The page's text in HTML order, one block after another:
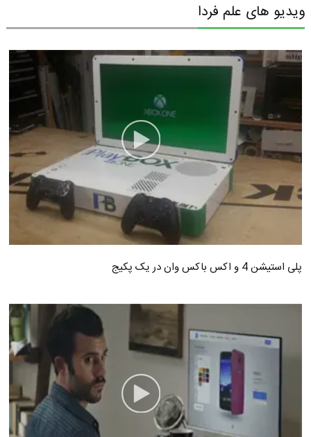
ویدیو های علم فردا
پلی استیشن 4 و اکس باکس وان در یک پکیج